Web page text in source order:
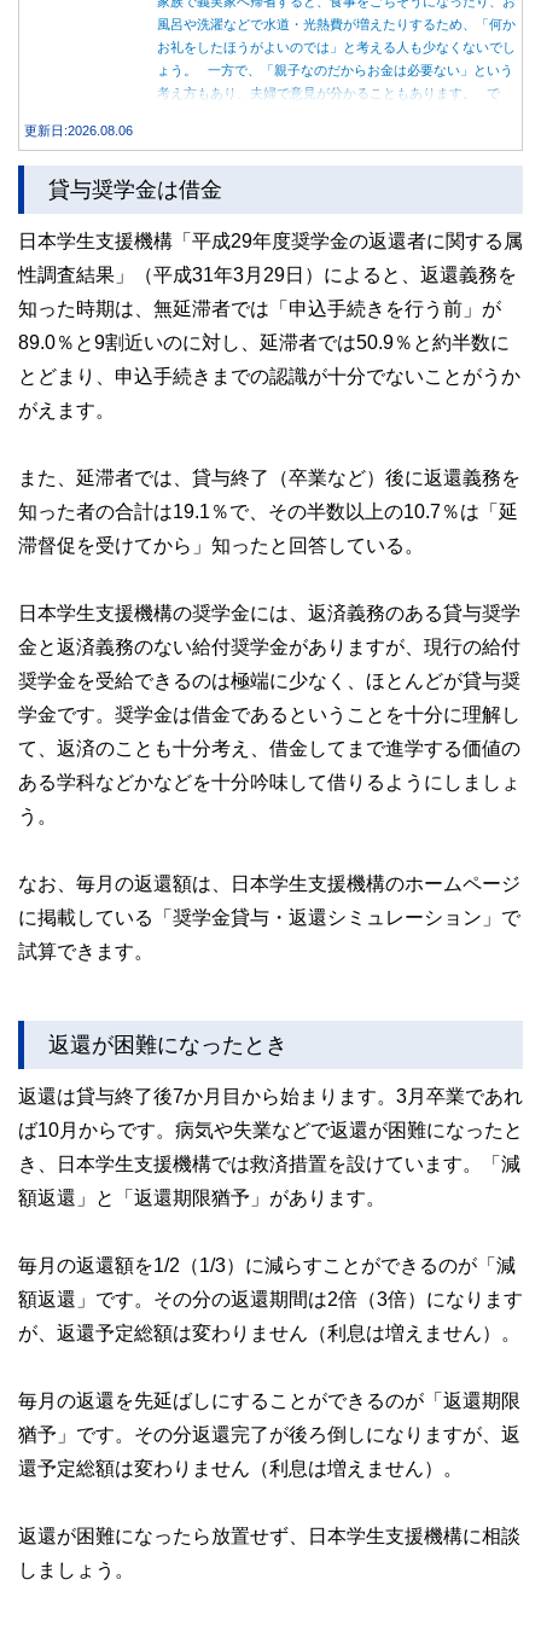
風呂や洗濯などで水道・光熱費が増えたりするため、「何か
お礼をしたほうがよいのでは」と考える人も少なくないでし
ょう。 一方で、「親子なのだからお金は必要ない」という
考え方もあり、夫婦で意見が分かることもあります。 で
ます。
更新日:2026.08.06
貸与奨学金は借金
日本学生支援機構「平成29年度奨学金の返還者に関する属
性調査結果」（平成31年3月29日）によると、返還義務を
知った時期は、無延滞者では「申込手続きを行う前」が
89.0％と9割近いのに対し、延滞者では50.9％と約半数に
とどまり、申込手続きまでの認識が十分でないことがうか
がえます。
また、延滞者では、貸与終了（卒業など）後に返還義務を
知った者の合計は19.1％で、その半数以上の10.7％は「延
滞督促を受けてから」知ったと回答している。
日本学生支援機構の奨学金には、返済義務のある貸与奨学
金と返済義務のない給付奨学金がありますが、現行の給付
奨学金を受給できるのは極端に少なく、ほとんどが貸与奨
学金です。奨学金は借金であるということを十分に理解し
て、返済のことも十分考え、借金してまで進学する価値の
ある学科などかなどを十分吟味して借りるようにしましょ
う。
なお、毎月の返還額は、日本学生支援機構のホームページ
に掲載している「奨学金貸与・返還シミュレーション」で
試算できます。
返還が困難になったとき
返還は貸与終了後7か月目から始まります。3月卒業であれ
ば10月からです。病気や失業などで返還が困難になったと
き、日本学生支援機構では救済措置を設けています。「減
額返還」と「返還期限猶予」があります。
毎月の返還額を1/2（1/3）に減らすことができるのが「減
額返還」です。その分の返還期間は2倍（3倍）になります
が、返還予定総額は変わりません（利息は増えません）。
毎月の返還を先延ばしにすることができるのが「返還期限
猶予」です。その分返還完了が後ろ倒しになりますが、返
還予定総額は変わりません（利息は増えません）。
返還が困難になったら放置せず、日本学生支援機構に相談
しましょう。